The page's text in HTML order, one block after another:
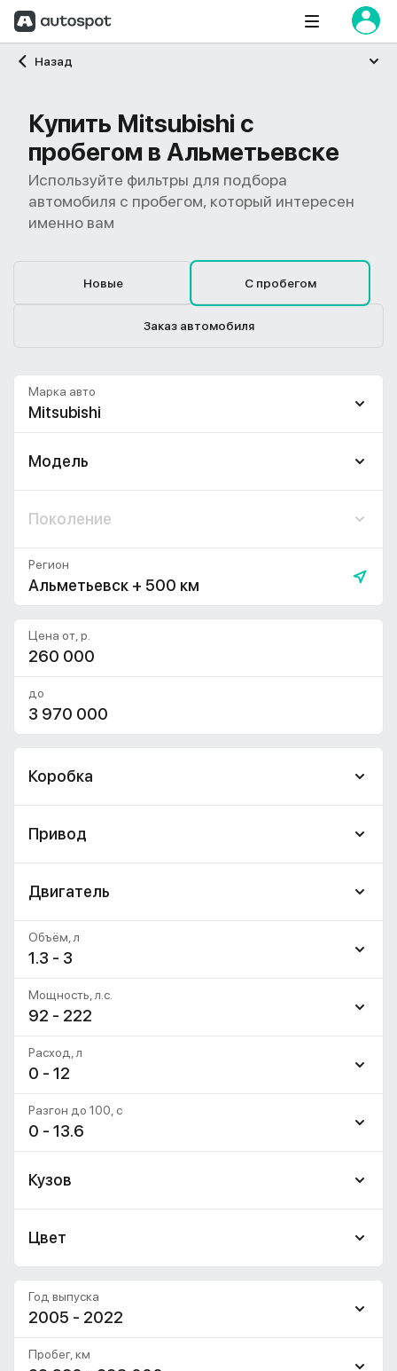
Назад
Главная
Купить Mitsubishi с
пробегом в Альметьевске
Используйте фильтры для подбора
автомобиля с пробегом, который интересен
именно вам
Новые С пробегом
Заказ автомобиля
Mitsubishi
Марка авто
Модель
Поколение
Альметьевск + 500 км
Регион
Цена от, р.
до
Коробка
Привод
Двигатель
1.3 - 3
Объём, л
92 - 222
Мощность, л.с.
0 - 12
Расход, л
0 - 13.6
Разгон до 100, c
Кузов
Цвет
2005 - 2022
Год выпуска
Пробег, км